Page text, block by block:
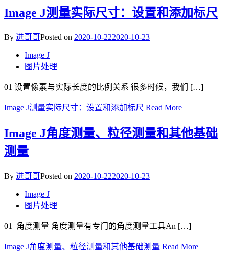
Image J测量实际尺寸：设置和添加标尺
By 进哥哥Posted on 2020-10-222020-10-23
Image J
图片处理
01 设置像素与实际长度的比例关系 很多时候，我们 […]
Image J测量实际尺寸：设置和添加标尺 Read More
Image J角度测量、粒径测量和其他基础
测量
By 进哥哥Posted on 2020-10-222020-10-23
Image J
图片处理
01 角度测量 角度测量有专门的角度测量工具An […]
Image J角度测量、粒径测量和其他基础测量 Read More